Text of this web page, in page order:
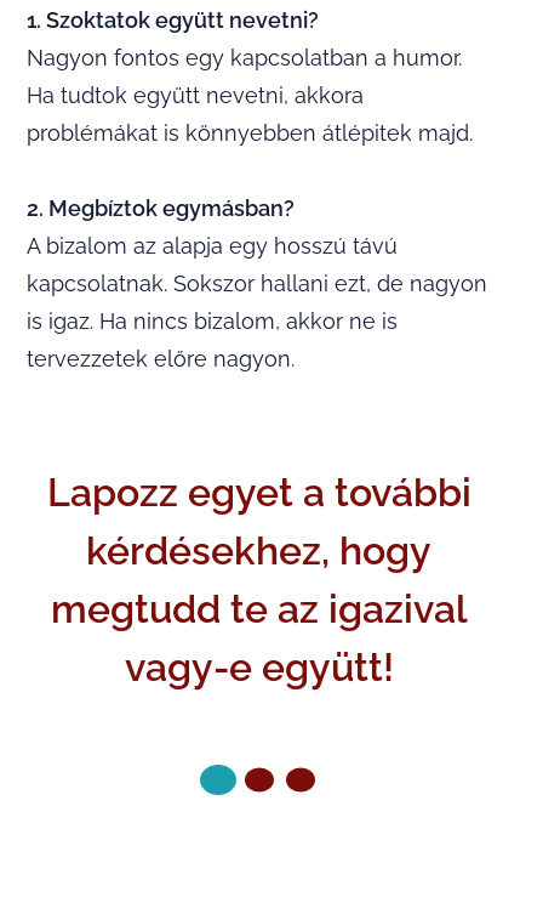
1. Szoktatok együtt nevetni?
Nagyon fontos egy kapcsolatban a humor.
Ha tudtok együtt nevetni, akkora
problémákat is könnyebben átlépitek majd.
2. Megbíztok egymásban?
A bizalom az alapja egy hosszú távú
kapcsolatnak. Sokszor hallani ezt, de nagyon
is igaz. Ha nincs bizalom, akkor ne is
tervezzetek előre nagyon.
Lapozz egyet a további
kérdésekhez, hogy
megtudd te az igazival
vagy-e együtt!